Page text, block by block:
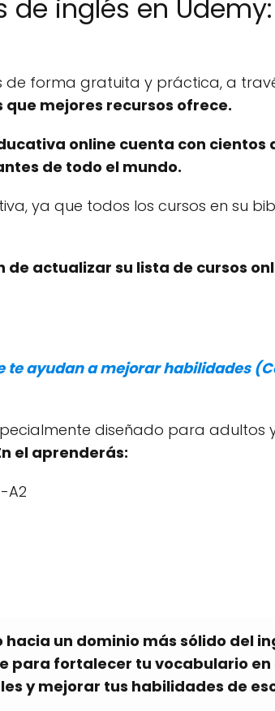
de inglés en
de forma gratuita y práctica, a
que mejores recursos ofrece.
online cuenta con cientos
de todo el mundo.
ya que todos los cursos en su
actualizar su lista de cursos
te ayudan a mejorar habilidades
diseñado para adultos
el aprenderás:
A2
un dominio más sólido del
para fortalecer tu vocabulario
y mejorar tus habilidades de